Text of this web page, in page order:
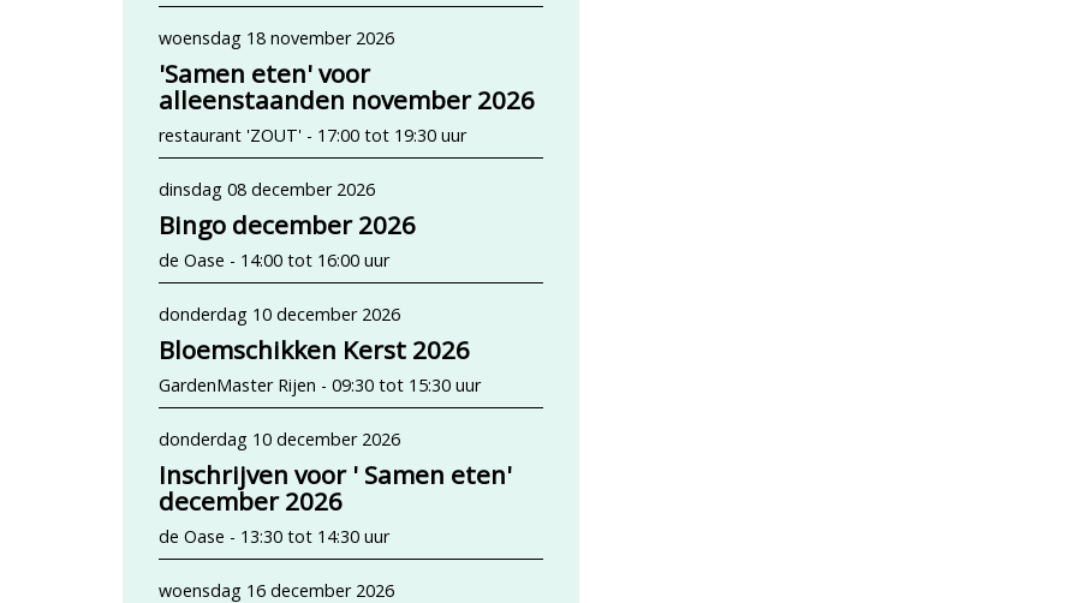
woensdag 18 november 2026
'Samen eten' voor
alleenstaanden november 2026
restaurant 'ZOUT' - 17:00 tot 19:30 uur
dinsdag 08 december 2026
Bingo december 2026
de Oase - 14:00 tot 16:00 uur
donderdag 10 december 2026
Bloemschikken Kerst 2026
GardenMaster Rijen - 09:30 tot 15:30 uur
donderdag 10 december 2026
Inschrijven voor ' Samen eten'
december 2026
de Oase - 13:30 tot 14:30 uur
woensdag 16 december 2026